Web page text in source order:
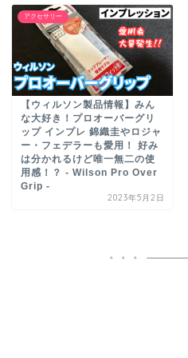
アクセサリー
【ウィルソン製品情報】みん
な大好き！プロオーバーグリ
ップ インプレ 錦織圭やロジャ
ー・フェデラーも愛用！ 好み
は分かれるけど唯一無二の使
用感！？ - Wilson Pro Over
Grip -
2023年5月2日